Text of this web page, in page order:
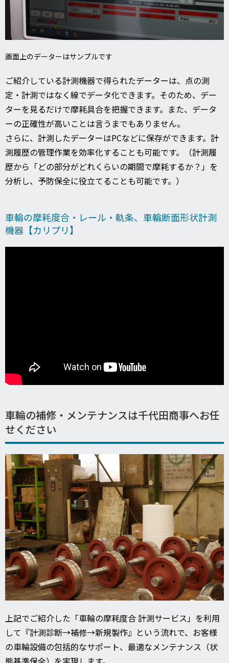
画面上のデーターはサンプルです
ご紹介している計測機器で得られたデーターは、点の測
定・計測ではなく線でデータ化できます。そのため、デー
ターを見るだけで摩耗具合を把握できます。また、データ
ーの正確性が高いことは言うまでもありません。
さらに、計測したデーターはPCなどに保存ができます。計
測履歴の管理作業を効率化することも可能です。（計測履
歴から「どの部分がどれくらいの期間で摩耗するか？」を
分析し、予防保全に役立てることも可能です。）
車輪の摩耗度合・レール・軌条、車輪断面形状計測
機器【カリプリ】
車輪の補修・メンテナンスは千代田商事へお任
せください
上記でご紹介した「車輪の摩耗度合 計測サービス」を利用
して『計測診断→補修→新規製作』という流れで、お客様
の車輪設備の包括的なサポート、最適なメンテナンス（状